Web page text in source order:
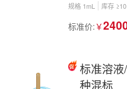
规格 1mL 库存 ≥10
标准价: ￥
标准溶
种混标